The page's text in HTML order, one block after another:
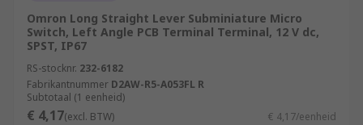
Omron Long Straight Lever Subminiature Micro
Switch, Left Angle PCB Terminal Terminal, 12 V dc,
SPST, IP67
RS-stocknr. 232-6182
Fabrikantnummer D2AW-R5-A053FL R
Subtotaal (1 eenheid)
€ 4,17(excl. BTW) € 4,17/eenheid